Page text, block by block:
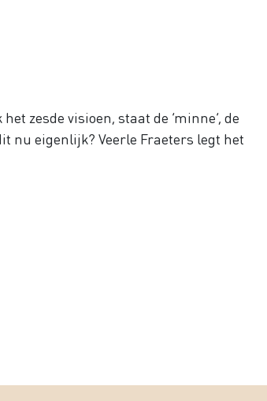
zesde visioen, staat de ‘minne’, de
nu eigenlijk? Veerle Fraeters legt het